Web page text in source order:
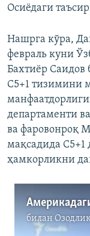
Осиёдаги
Нашрга кўра,
февраль куни
Бахтиёр
C5+1 тизимини
департаменти
ва фаровонроқ
мақсадида
ҳамкорликни
билан